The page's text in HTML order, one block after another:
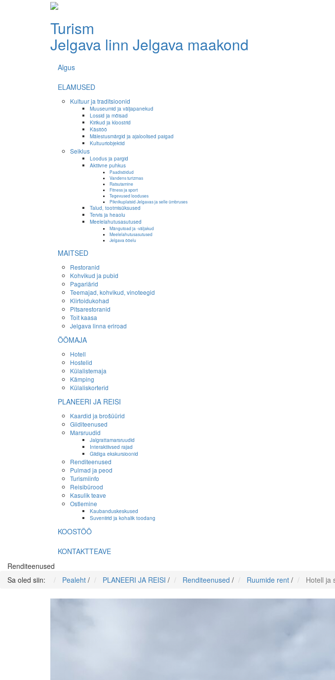
Turism
Jelgava linn Jelgava maakond
Algus
ELAMUSED
Kultuur ja traditsioonid
Muuseumid ja väljapanekud
Lossid ja mõisad
Kirikud ja kloostrid
Käsitöö
Mälestusmärgid ja ajaloolised paigad
Kultuuriobjektid
Seiklus
Loodus ja pargid
Aktiivne puhkus
Paadisõidud
Vandens turizmas
Ratsutamine
Fitness ja sport
Tegevused looduses
Piknikuplatsid Jelgavas ja selle ümbruses
Talud, tootmisüksused
Tervis ja heaolu
Meelelahutusasutused
Mängutoad ja -väljakud
Meelelahutusasutused
Jelgava ööelu
MAITSED
Restoranid
Kohvikud ja pubid
Pagariärid
Teemajad, kohvikud, vinoteegid
Kiirtoidukohad
Pitsarestoranid
Toit kaasa
Jelgava linna eriroad
ÖÖMAJA
Hotell
Hostelid
Külalistemaja
Kämping
Külaliskorterid
PLANEERI JA REISI
Kaardid ja brošüürid
Giiditeenused
Marsruudid
Jalgrattamarsruudid
Interaktiivsed rajad
Giidiga ekskursioonid
Renditeenused
Pulmad ja peod
Turismiinfo
Reisibürood
Kasulik teave
Ostlemine
Kaubanduskeskused
Suveniirid ja kohalik toodang
KOOSTÖÖ
KONTAKTTEAVE
Renditeenused
Sa oled siin:
Pealeht / PLANEERI JA REISI / Renditeenused / Ruumide rent / Hotell ja